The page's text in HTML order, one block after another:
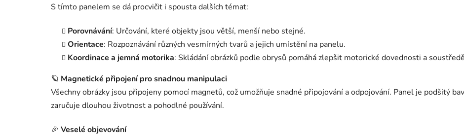
S tímto panelem se dá procvičit i spousta dalších témat:
Porovnávání: Určování, které objekty jsou větší, menší nebo stejné.
Orientace: Rozpoznávání různých vesmírných tvarů a jejich umístění na panelu.
Koordinace a jemná motorika: Skládání obrázků podle obrysů pomáhá zlepšit motorické dovednosti a
🪐 Magnetické připojení pro snadnou manipulaci
Všechny obrázky jsou připojeny pomocí magnetů, což umožňuje snadné připojování a odpojování. Panel je podšitý
zaručuje dlouhou životnost a pohodlné používání.
🎉 Veselé objevování